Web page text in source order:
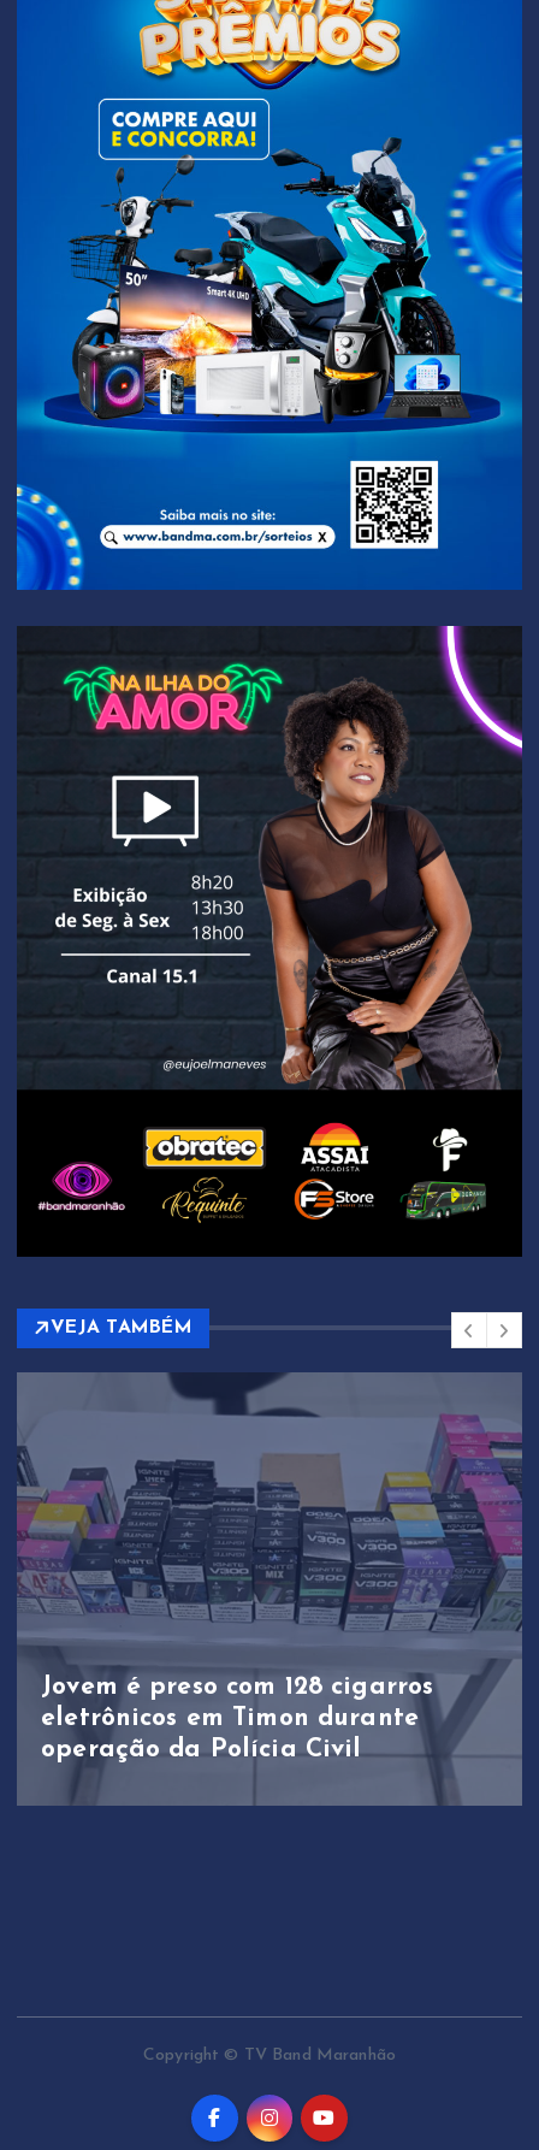
VEJA TAMBÉM
Jovem é preso com 128 cigarros
eletrônicos em Timon durante
operação da Polícia Civil
Copyright © TV Band Maranhão